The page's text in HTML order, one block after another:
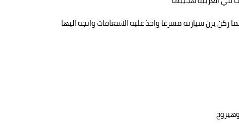
ركن يزن سيارته مسرعا واخذ علبه الاسعافات واتجه اليها